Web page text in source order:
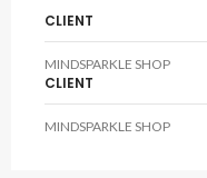
CLIENT
MINDSPARKLE SHOP
CLIENT
MINDSPARKLE SHOP